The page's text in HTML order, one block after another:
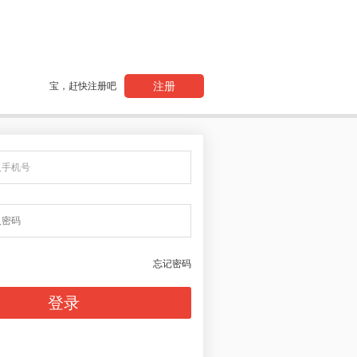
宝，赶快注册吧 注册
忘记密码
登录